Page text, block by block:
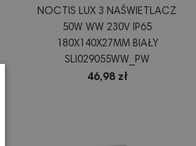
NOCTIS LUX 3 NAŚWIETLACZ
50W WW 230V IP65
180X140X27MM BIAŁY
SLI029055WW_PW
46,98 zł